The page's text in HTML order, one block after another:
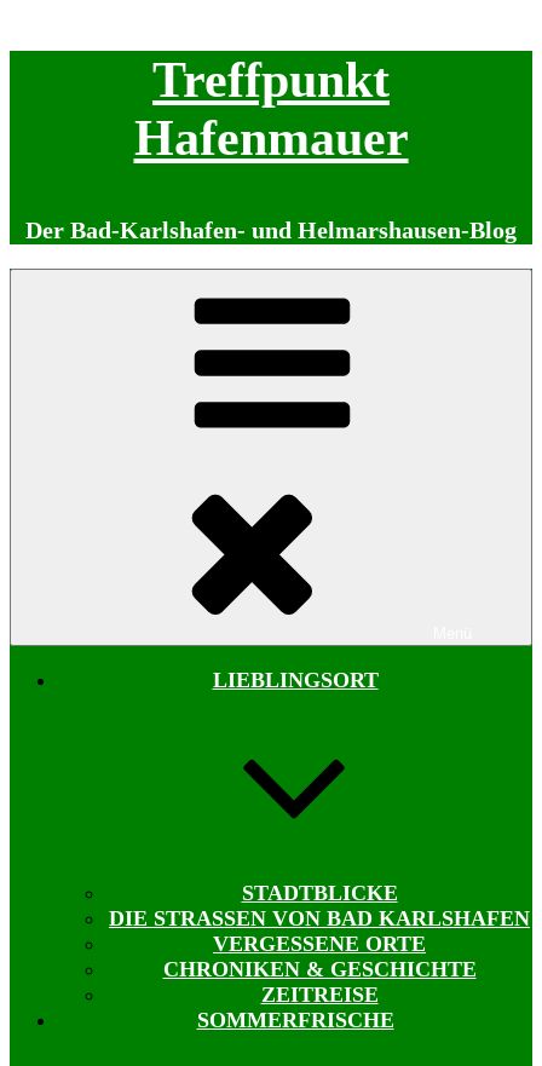
Treffpunkt
Hafenmauer
Der Bad-Karlshafen- und Helmarshausen-Blog
LIEBLINGSORT
STADTBLICKE
DIE STRASSEN VON BAD KARLSHAFEN
VERGESSENE ORTE
CHRONIKEN & GESCHICHTE
ZEITREISE
SOMMERFRISCHE